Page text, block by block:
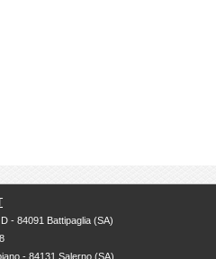
- 84091 Battipaglia (SA)
- 84131 Salerno (SA)